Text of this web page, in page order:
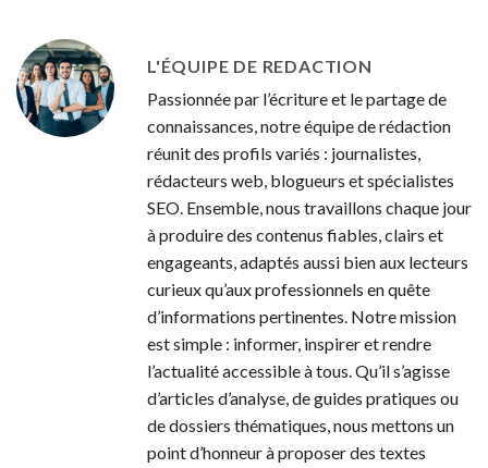
L'ÉQUIPE DE REDACTION
Passionnée par l’écriture et le partage de
connaissances, notre équipe de rédaction
réunit des profils variés : journalistes,
rédacteurs web, blogueurs et spécialistes
SEO. Ensemble, nous travaillons chaque jour
à produire des contenus fiables, clairs et
engageants, adaptés aussi bien aux lecteurs
curieux qu’aux professionnels en quête
d’informations pertinentes. Notre mission
est simple : informer, inspirer et rendre
l’actualité accessible à tous. Qu’il s’agisse
d’articles d’analyse, de guides pratiques ou
de dossiers thématiques, nous mettons un
point d’honneur à proposer des textes